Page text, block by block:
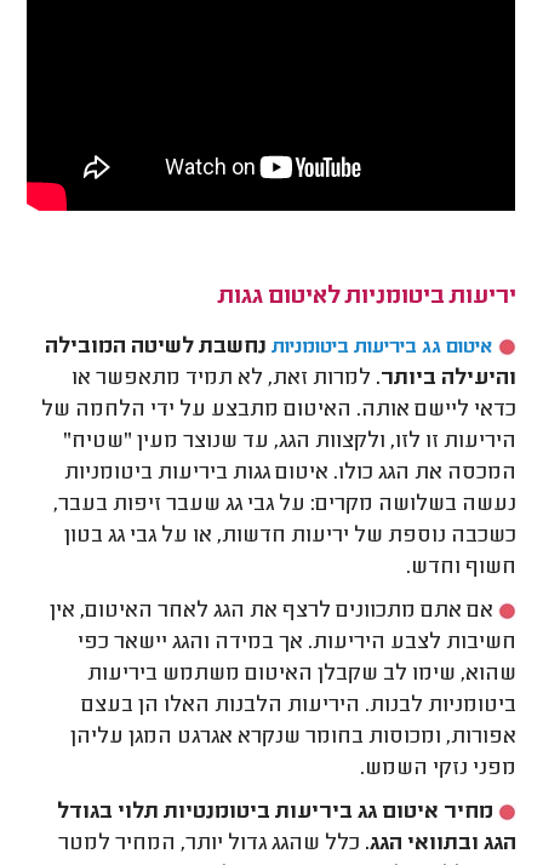
יריעות ביטומניות לאיטום גגות
איטום גג ביריעות ביטומניות נחשבת לשיטה המובילה
והיעילה ביותר. למרות זאת, לא תמיד מתאפשר או
כדאי ליישם אותה. האיטום מתבצע על ידי הלחמה של
היריעות זו לזו, ולקצוות הגג, עד שנוצר מעין "שטיח"
המכסה את הגג כולו. איטום גגות ביריעות ביטומניות
נעשה בשלושה מקרים: על גבי גג שעבר זיפות בעבר,
כשכבה נוספת של יריעות חדשות, או על גבי גג בטון
חשוף וחדש.
אם אתם מתכוונים לרצף את הגג לאחר האיטום, אין
חשיבות לצבע היריעות. אך במידה והגג יישאר כפי
שהוא, שימו לב שקבלן האיטום משתמש ביריעות
ביטומניות לבנות. היריעות הלבנות האלו הן בעצם
אפורות, ומכוסות בחומר שנקרא אגרגט המגן עליהן
מפני נזקי השמש.
מחיר איטום גג ביריעות ביטומנטיות תלוי בגודל
הגג ובתוואי הגג. כלל שהגג גדול יותר, המחיר למטר